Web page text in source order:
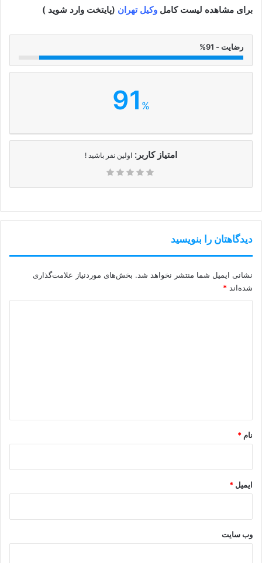
برای مشاهده لیست کامل وکیل تهران (پایتخت وارد شوید )
رضایت - 91%
91 %
امتیاز کاربر: اولین نفر باشید !
دیدگاهتان را بنویسید
نشانی ایمیل شما منتشر نخواهد شد. بخش‌های موردنیاز علامت‌گذاری
شده‌اند *
نام *
ایمیل *
وب‌ سایت